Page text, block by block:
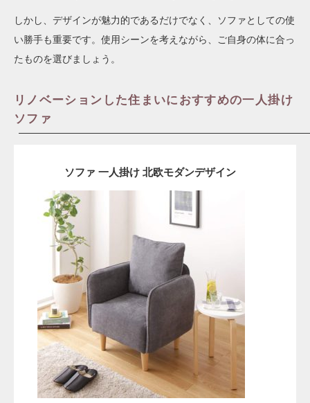
しかし、デザインが魅力的であるだけでなく、ソファとしての使
い勝手も重要です。使用シーンを考えながら、ご自身の体に合っ
たものを選びましょう。
リノベーションした住まいにおすすめの一人掛け
ソファ
ソファ 一人掛け 北欧モダンデザイン